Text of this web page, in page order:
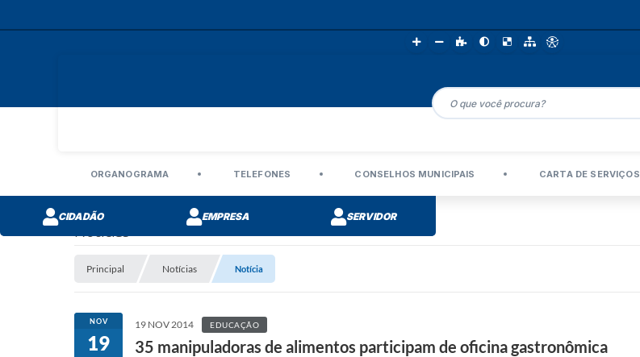
ORGANOGRAMA TELEFONES CONSELHOS MUNICIPAIS CARTA DE SERVIÇOS
CIDADÃO EMPRESA SERVIDOR
Principal Notícias Notícia
NOV
19
19 NOV 2014 EDUCAÇÃO
35 manipuladoras de alimentos participam de oficina gastronômica